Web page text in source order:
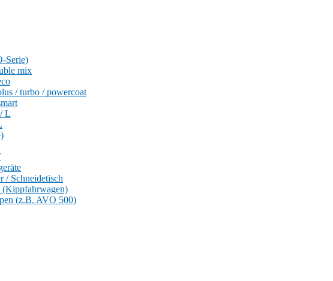
Serie)
mix
/ turbo / powercoat
L
/ Schneidetisch
(z.B. AVO 500)